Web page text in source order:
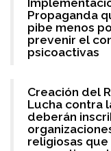
Propaganda
pibe menos
prevenir el
psicoactivas
Creación del
Lucha contra
deberán
religiosas